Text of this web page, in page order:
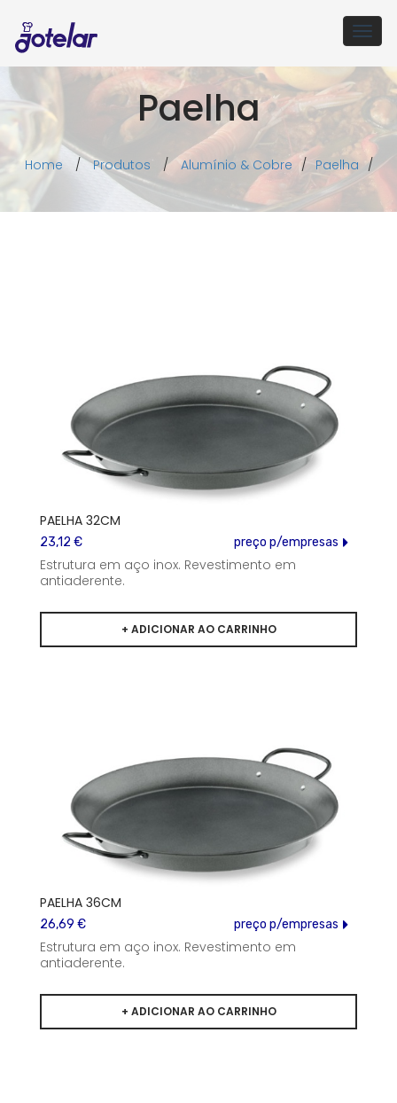
Paelha
Home / Produtos / Alumínio & Cobre / Paelha /
PAELHA 32CM
23,12 € preço p/empresas
Estrutura em aço inox. Revestimento em
antiaderente.
PAELHA 36CM
26,69 € preço p/empresas
Estrutura em aço inox. Revestimento em
antiaderente.